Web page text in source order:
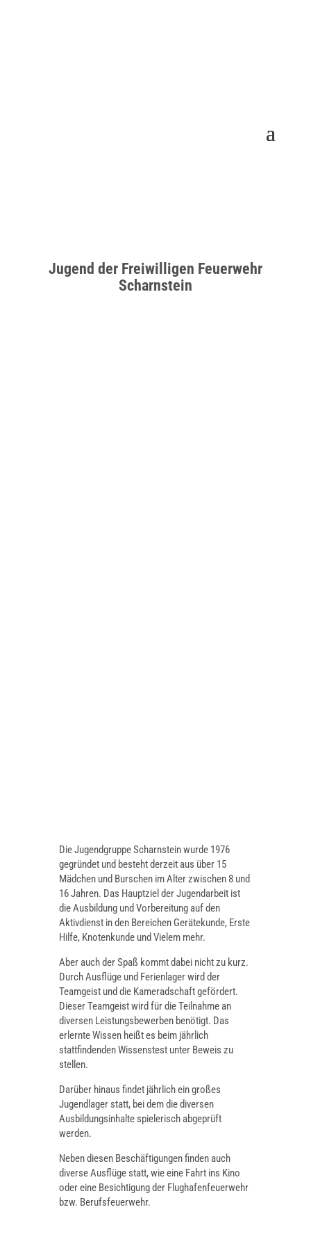
Jugend der Freiwilligen Feuerwehr
Scharnstein
Die Jugendgruppe Scharnstein wurde 1976
gegründet und besteht derzeit aus über 15
Mädchen und Burschen im Alter zwischen 8 und
16 Jahren. Das Hauptziel der Jugendarbeit ist
die Ausbildung und Vorbereitung auf den
Aktivdienst in den Bereichen Gerätekunde, Erste
Hilfe, Knotenkunde und Vielem mehr.
Aber auch der Spaß kommt dabei nicht zu kurz.
Durch Ausflüge und Ferienlager wird der
Teamgeist und die Kameradschaft gefördert.
Dieser Teamgeist wird für die Teilnahme an
diversen Leistungsbewerben benötigt. Das
erlernte Wissen heißt es beim jährlich
stattfindenden Wissenstest unter Beweis zu
stellen.
Darüber hinaus findet jährlich ein großes
Jugendlager statt, bei dem die diversen
Ausbildungsinhalte spielerisch abgeprüft
werden.
Neben diesen Beschäftigungen finden auch
diverse Ausflüge statt, wie eine Fahrt ins Kino
oder eine Besichtigung der Flughafenfeuerwehr
bzw. Berufsfeuerwehr.